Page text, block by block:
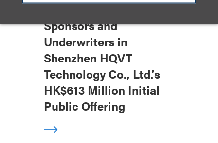
Loeb Represents Joint
Sponsors and
Underwriters in
Shenzhen HQVT
Technology Co., Ltd.’s
HK$613 Million Initial
Public Offering